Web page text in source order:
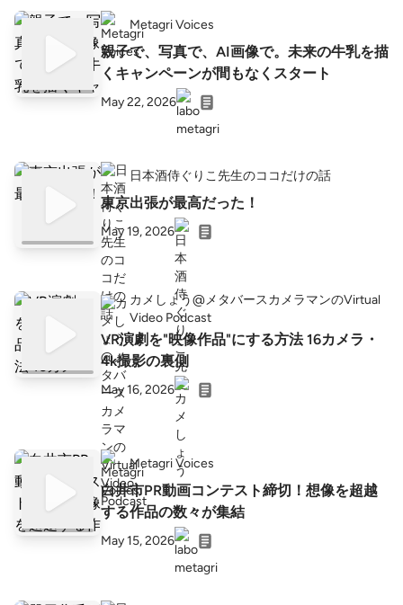
Metagri Voices
親子で、写真で、AI画像で。未来の牛乳を描
くキャンペーンが間もなくスタート
May 22, 2026
日本酒侍ぐりこ先生のココだけの話
東京出張が最高だった！
May 19, 2026
カメしょう@メタバースカメラマンのVirtual
Video Podcast
VR演劇を"映像作品"にする方法 16カメラ・
4k撮影の裏側
May 16, 2026
Metagri Voices
白井市PR動画コンテスト締切！想像を超越
する作品の数々が集結
May 15, 2026